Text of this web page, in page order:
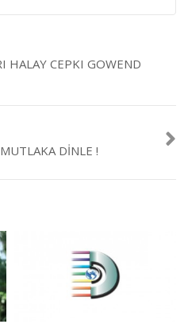
HALAY CEPKI GOWEND
DINLE !